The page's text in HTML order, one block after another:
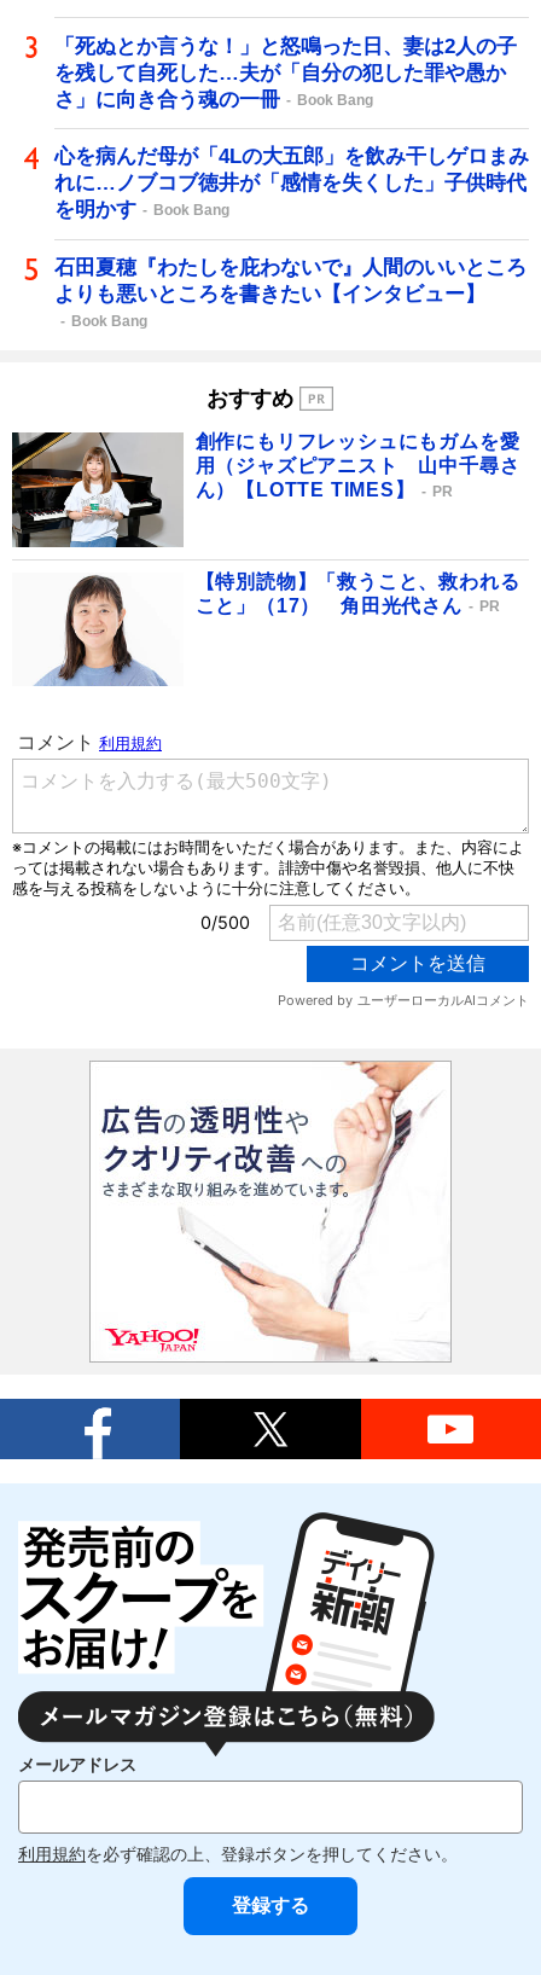
「死ぬとか言うな！」と怒鳴った日、妻は2人の子
を残して自死した…夫が「自分の犯した罪や愚か
さ」に向き合う魂の一冊
Book Bang
心を病んだ母が「4Lの大五郎」を飲み干しゲロまみ
れに…ノブコブ徳井が「感情を失くした」子供時代
を明かす
Book Bang
石田夏穂『わたしを庇わないで』人間のいいところ
よりも悪いところを書きたい【インタビュー】
Book Bang
おすすめ
創作にもリフレッシュにもガムを愛
用（ジャズピアニスト 山中千尋さ
ん）【LOTTE TIMES】
PR
【特別読物】「救うこと、救われる
こと」（17） 角田光代さん
PR
メールアドレス
利用規約を必ず確認の上、登録ボタンを押してください。